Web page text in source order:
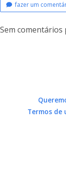
fazer um
Sem comentários
Termos de